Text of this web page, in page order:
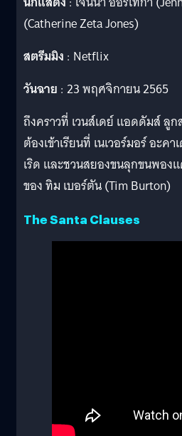
(Catherine Zeta Jones)
สตรีมมิง : Netflix
วันฉาย : 23 พฤศจิกายน 2565
ถึงคราวที่ เวนส์เดย์ แอดดัมส์ ลู
ต้องเข้าเรียนที่ เนเวอร์มอร์ อะค
เริด และชวนสยองขนลุกขนพอ
ของ ทิม เบอร์ตัน (Tim Burton)
The Santa Clauses